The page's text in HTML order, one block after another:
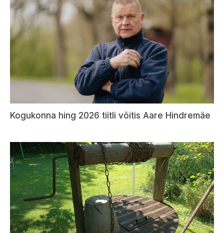
Kogukonna hing 2026 tiitli võitis Aare Hindremäe